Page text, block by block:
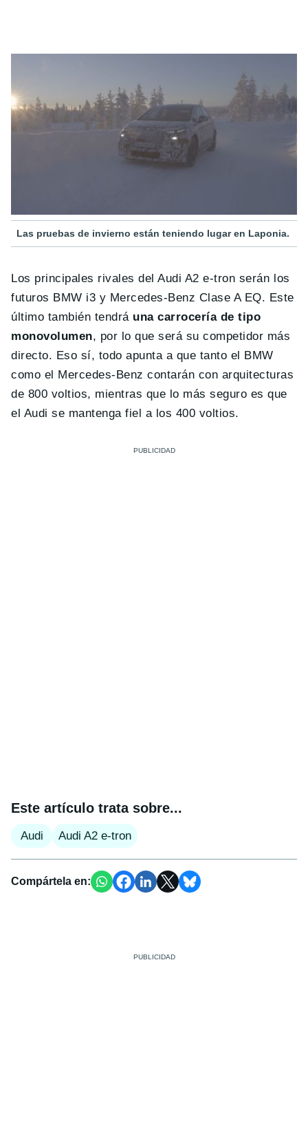
Las pruebas de invierno están teniendo lugar en Laponia.
Los principales rivales del Audi A2 e-tron serán los
futuros BMW i3 y Mercedes-Benz Clase A EQ. Este
último también tendrá una carrocería de tipo
monovolumen, por lo que será su competidor más
directo. Eso sí, todo apunta a que tanto el BMW
como el Mercedes-Benz contarán con arquitecturas
de 800 voltios, mientras que lo más seguro es que
el Audi se mantenga fiel a los 400 voltios.
Este artículo trata sobre...
Audi Audi A2 e-tron
Compártela en: